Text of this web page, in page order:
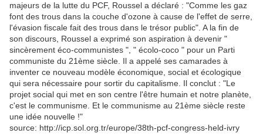
majeurs de la lutte du PCF, Roussel a déclaré : "Comme les gaz
font des trous dans la couche d'ozone à cause de l'effet de serre,
l'évasion fiscale fait des trous dans le trésor public". A la fin de
son discours, Roussel a exprimé son aspiration à devenir "
sincèrement éco-communistes ", " écolo-coco " pour un Parti
communiste du 21ème siècle. Il a appelé ses camarades à
inventer ce nouveau modèle économique, social et écologique
qui sera nécessaire pour sortir du capitalisme. Il conclut : "Le
projet social qui met en son centre l'être humain et notre planète,
c'est le communisme. Et le communisme au 21ème siècle reste
une idée nouvelle !"
source: http://icp.sol.org.tr/europe/38th-pcf-congress-held-ivry